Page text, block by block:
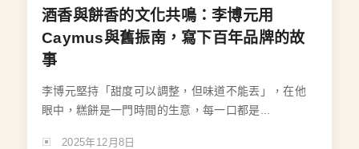
酒香與餅香的文化共鳴：李博元用
Caymus與舊振南，寫下百年品牌的故
事
李博元堅持「甜度可以調整，但味道不能丟」，在他
眼中，糕餅是一門時間的生意，每一口都是...
2025年12月8日